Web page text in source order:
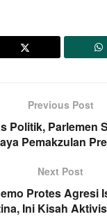
Previous Post
Politik, Parlemen
Pemakzulan
Next Post
Protes Agresi
Ini Kisah